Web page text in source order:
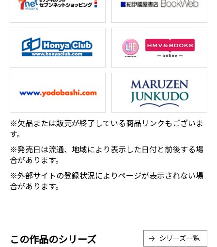
※欠品または販売が終了している商品リンクもございま
す。
※発売日は流通、地域により表示した日付と前後する場
合があります。
※外部サイトの登録状況によりページが表示されない場
合があります。
この作品のシリーズ シリーズ一覧